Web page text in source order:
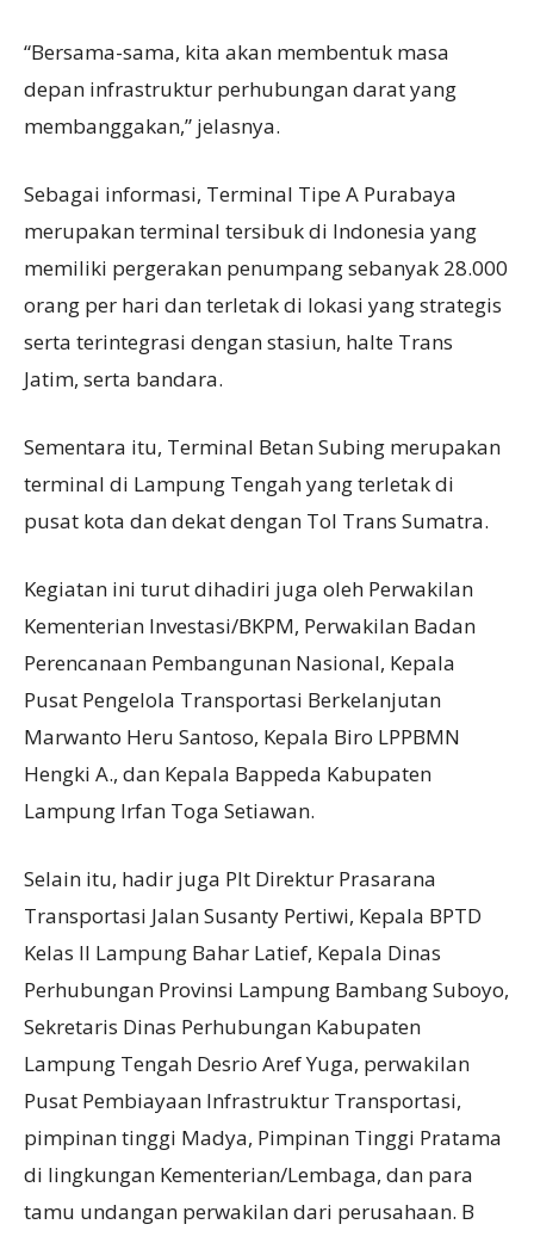
“Bersama-sama, kita akan membentuk masa
depan infrastruktur perhubungan darat yang
membanggakan,” jelasnya.
Sebagai informasi, Terminal Tipe A Purabaya
merupakan terminal tersibuk di Indonesia yang
memiliki pergerakan penumpang sebanyak 28.000
orang per hari dan terletak di lokasi yang strategis
serta terintegrasi dengan stasiun, halte Trans
Jatim, serta bandara.
Sementara itu, Terminal Betan Subing merupakan
terminal di Lampung Tengah yang terletak di
pusat kota dan dekat dengan Tol Trans Sumatra.
Kegiatan ini turut dihadiri juga oleh Perwakilan
Kementerian Investasi/BKPM, Perwakilan Badan
Perencanaan Pembangunan Nasional, Kepala
Pusat Pengelola Transportasi Berkelanjutan
Marwanto Heru Santoso, Kepala Biro LPPBMN
Hengki A., dan Kepala Bappeda Kabupaten
Lampung Irfan Toga Setiawan.
Selain itu, hadir juga Plt Direktur Prasarana
Transportasi Jalan Susanty Pertiwi, Kepala BPTD
Kelas II Lampung Bahar Latief, Kepala Dinas
Perhubungan Provinsi Lampung Bambang Suboyo,
Sekretaris Dinas Perhubungan Kabupaten
Lampung Tengah Desrio Aref Yuga, perwakilan
Pusat Pembiayaan Infrastruktur Transportasi,
pimpinan tinggi Madya, Pimpinan Tinggi Pratama
di lingkungan Kementerian/Lembaga, dan para
tamu undangan perwakilan dari perusahaan. B